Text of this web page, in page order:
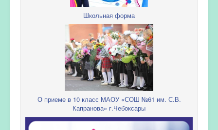
Школьная форма
О приеме в 10 класс МАОУ «СОШ №61 им. С.В.
Капранова» г.Чебоксары